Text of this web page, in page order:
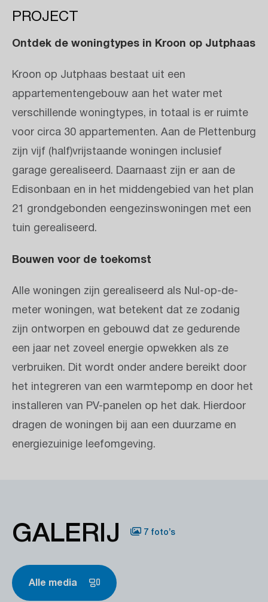
PROJECT
Ontdek de woningtypes in Kroon op Jutphaas
Kroon op Jutphaas bestaat uit een
appartementengebouw aan het water met
verschillende woningtypes, in totaal is er ruimte
voor circa 30 appartementen. Aan de Plettenburg
zijn vijf (half)vrijstaande woningen inclusief
garage gerealiseerd. Daarnaast zijn er aan de
Edisonbaan en in het middengebied van het plan
21 grondgebonden eengezinswoningen met een
tuin gerealiseerd.
Bouwen voor de toekomst
Alle woningen zijn gerealiseerd als Nul-op-de-
meter woningen, wat betekent dat ze zodanig
zijn ontworpen en gebouwd dat ze gedurende
een jaar net zoveel energie opwekken als ze
verbruiken. Dit wordt onder andere bereikt door
het integreren van een warmtepomp en door het
installeren van PV-panelen op het dak. Hierdoor
dragen de woningen bij aan een duurzame en
energiezuinige leefomgeving.
GALERIJ 7 foto’s
Alle media